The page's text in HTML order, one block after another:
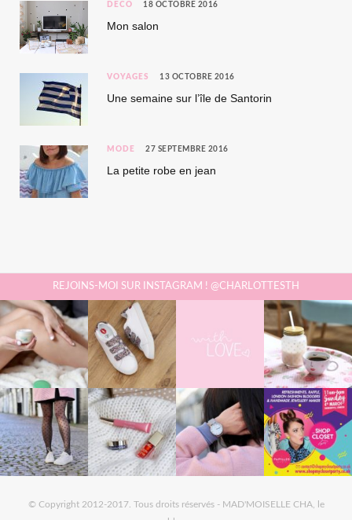
DÉCO 18 OCTOBRE 2016
Mon salon
VOYAGES 13 OCTOBRE 2016
Une semaine sur l’île de Santorin
MODE 27 SEPTEMBRE 2016
La petite robe en jean
REJOINS-MOI SUR INSTAGRAM ! @CHARLOTTESTH
© Copyright 2012-2017. Tous droits réservés - MAD'MOISELLE CHA, le